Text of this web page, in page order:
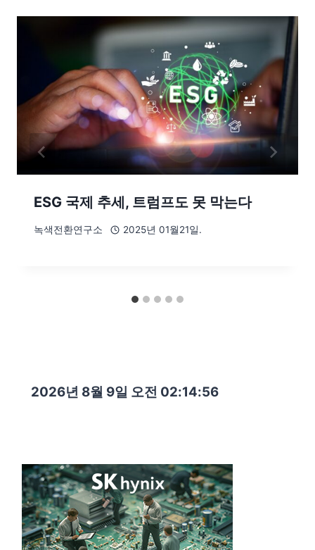
ESG 국제 추세, 트럼프도 못 막는다
녹색전환연구소 2025년 01월21일.
2026년 8월 9일 오전 02:14:57